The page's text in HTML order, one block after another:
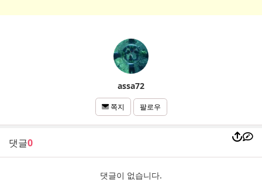
assa72
쪽지 팔로우
댓글0
댓글이 없습니다.